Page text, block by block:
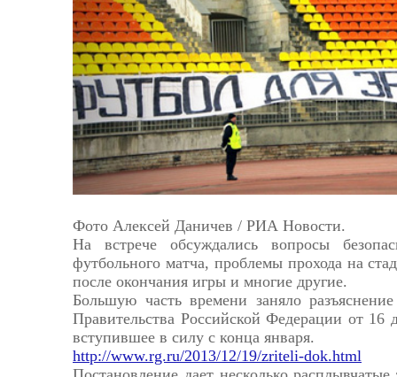
Фото Алексей Даничев / РИА Новости.
На встрече обсуждались вопросы
футбольного матча, проблемы прохода на
после окончания игры и многие другие.
Большую часть времени заняло
Правительства Российской Федерации от 16
вступившее в силу с конца января.
http://www.rg.ru/2013/12/19/zriteli-dok.html